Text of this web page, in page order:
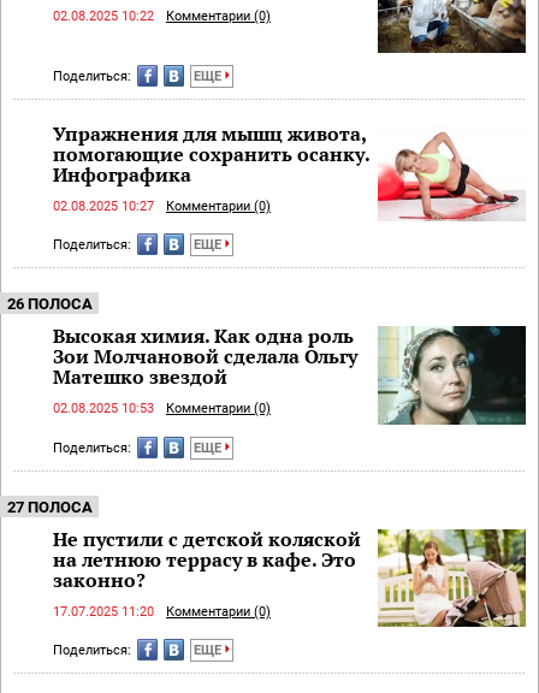
02.08.2025 10:22 Комментарии (0)
Поделиться: ЕЩЕ
Упражнения для мышц живота,
помогающие сохранить осанку.
Инфографика
02.08.2025 10:27 Комментарии (0)
Поделиться: ЕЩЕ
26 ПОЛОСА
Высокая химия. Как одна роль
Зои Молчановой сделала Ольгу
Матешко звездой
02.08.2025 10:53 Комментарии (0)
Поделиться: ЕЩЕ
27 ПОЛОСА
Не пустили с детской коляской
на летнюю террасу в кафе. Это
законно?
17.07.2025 11:20 Комментарии (0)
Поделиться: ЕЩЕ